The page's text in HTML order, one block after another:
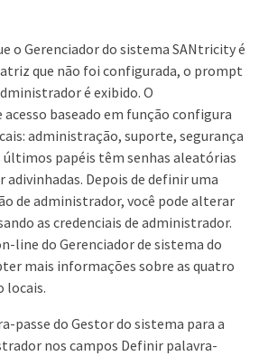
o Gerenciador do sistema SANtricity é
que não foi configurada, o prompt
é exibido. O
baseado em função configura
administração, suporte, segurança
papéis têm senhas aleatórias
adivinhadas. Depois de definir uma
de administrador, você pode alterar
as credenciais de administrador.
line do Gerenciador de sistema do
mais informações sobre as quatro
locais.
passe do Gestor do sistema para a
nos campos Definir palavra-